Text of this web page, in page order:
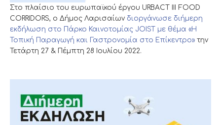
Στο πλαίσιο του ευρωπαϊκού έργου URBACT III FOOD
CORRIDORS, ο Δήμος Λαρισαίων διοργάνωσε διήμερη
εκδήλωση στο Πάρκο Καινοτομίας JOIST με θέμα «H
Τοπική Παραγωγή και Γαστρονομία στο Επίκεντρο» την
Τετάρτη 27 & Πέμπτη 28 Ιουλίου 2022.